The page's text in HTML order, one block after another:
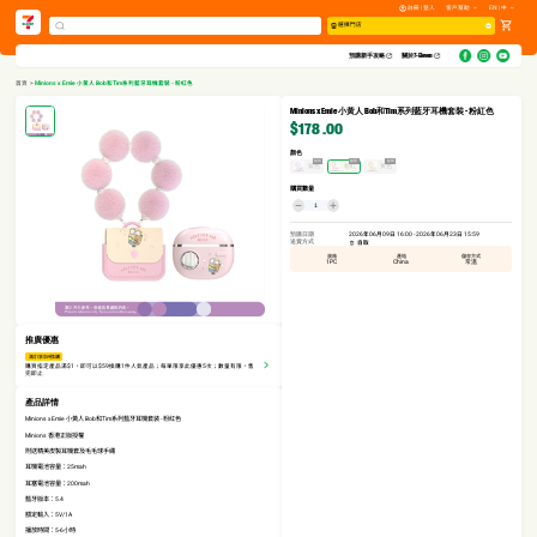
註冊 | 登入 客戶幫助 EN | 中
選擇門店
預購新手攻略​ 關於7-Eleven
首頁 >Minions x Emie 小黃人 Bob和Tim系列藍牙耳機套裝 - 粉紅色
推廣優惠
滿$1享$59換購
購買指定產品滿$1，即可以$59換購1件人氣產品；每單限享此優惠5次；數量有限，售
完即止
產品詳情
Minions x Emie 小黃人 Bob和Tim系列藍牙耳機套装 - 粉紅色
Minions 香港正版授權
附送精美皮製耳機套及毛毛球手繩
耳機電池容量：25mah
耳塞電池容量：200mah
藍牙版本：5.4
額定輸入：5V/1A
播放時間：5-6小時
Minions x Emie 小黃人 Bob和Tim系列藍牙耳機套裝 - 粉紅色
$178.00
顏色
缺貨
紫色
缺貨 缺貨
黃色
購買數量
預購日期
2026年06月09日 16:00 - 2026年06月23日 15:59
送貨方式
自取
規格
1PC
產地
China
儲存方式
常溫